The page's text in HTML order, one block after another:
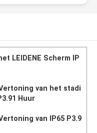
LEIDENE Scherm IP
van het stadi
Huur
van IP65 P3.9